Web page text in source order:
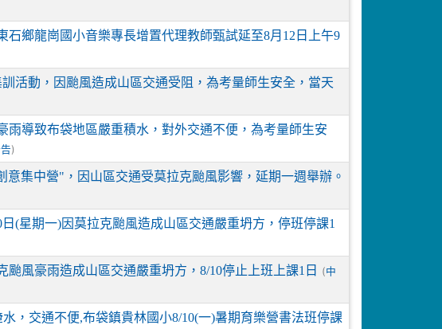
石鄉龍崗國小音樂專長增置代理教師甄試延至8月12日上午9
活動，因颱風造成山區交通受阻，為考量師生安全，當天
雨導致布袋地區嚴重積水，對外交通不便，為考量師生安
)
意集中營"，因山區交通受莫拉克颱風影響，延期一週舉辦。
(星期一)因莫拉克颱風造成山區交通嚴重坍方，停班停課1
風豪雨造成山區交通嚴重坍方，8/10停止上班上課1日 (中
，交通不便,布袋鎮貴林國小8/10(一)暑期育樂營書法班停課